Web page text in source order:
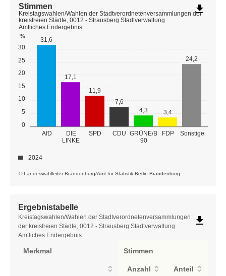
0
5
10
15
20
25
30
%
AfD
DIE
LINKE
SPD CDU GRÜNE/B
90
FDP Sonstige
31,6
17,1
11,9
7,6
4,3
3,4
24,2
© Landeswahlleiter Brandenburg/Amt für Statistik Berlin-Brandenburg
Stimmen
Kreistagswahlen/Wahlen der Stadtverordnetenversammlungen der
kreisfreien Städte, 0012 - Strausberg Stadtverwaltung
Amtliches Endergebnis
2024
file_download
Ergebnistabelle
Ergebnistabelle
Kreistagswahlen/Wahlen der Stadtverordnetenversammlungen
der kreisfreien Städte, 0012 - Strausberg Stadtverwaltung
Amtliches Endergebnis
file_download
Merkmal Stimmen
Anzahl Anteil